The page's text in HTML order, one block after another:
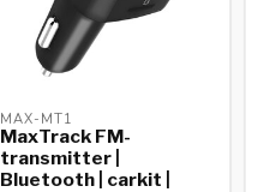
MAX-MT1
MaxTrack FM-
transmitter |
Bluetooth | carkit |